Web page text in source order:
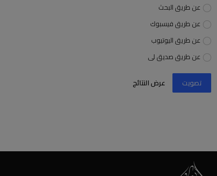
عن طريق البحث
عن طريق فيسبوك
عن طريق اليوتيوب
عن طريق صديق لى
تصويت عرض النتائج